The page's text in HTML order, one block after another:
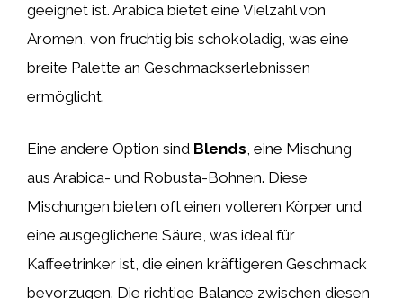
geeignet ist. Arabica bietet eine Vielzahl von
Aromen, von fruchtig bis schokoladig, was eine
breite Palette an Geschmackserlebnissen
ermöglicht.
Eine andere Option sind Blends , eine Mischung
aus Arabica- und Robusta-Bohnen. Diese
Mischungen bieten oft einen volleren Körper und
eine ausgeglichene Säure, was ideal für
Kaffeetrinker ist, die einen kräftigeren Geschmack
bevorzugen. Die richtige Balance zwischen diesen